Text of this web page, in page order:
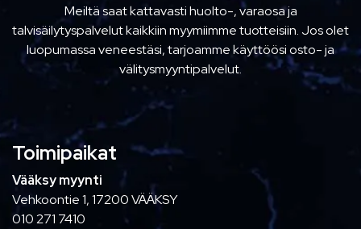
Meiltä saat kattavasti huolto-, varaosa ja
talvisäilytyspalvelut kaikkiin myymiimme tuotteisiin. Jos olet
luopumassa veneestäsi, tarjoamme käyttöösi osto- ja
välitysmyyntipalvelut.
Toimipaikat
Vääksy myynti
Vehkoontie 1, 17200 VÄÄKSY
010 271 7410